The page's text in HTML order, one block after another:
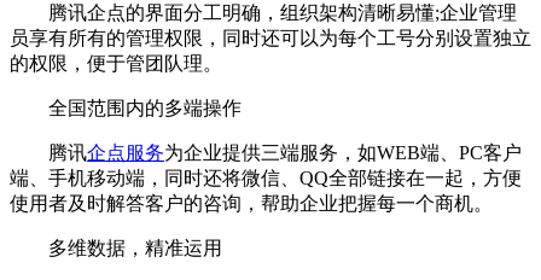
腾讯企点的界面分工明确，组织架构清晰易懂;企业管理
员享有所有的管理权限，同时还可以为每个工号分别设置独立
的权限，便于管团队理。
全国范围内的多端操作
腾讯企点服务为企业提供三端服务，如WEB端、PC客户
端、手机移动端，同时还将微信、QQ全部链接在一起，方便
使用者及时解答客户的咨询，帮助企业把握每一个商机。
多维数据，精准运用